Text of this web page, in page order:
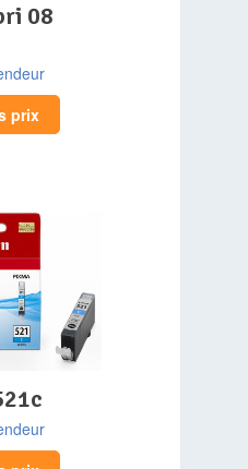
prix